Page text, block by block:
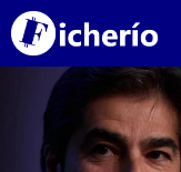
Saltar
contenido